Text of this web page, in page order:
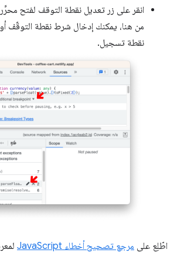
انقر على زر تعديل نقطة التوقف لفتح
من هنا، يمكنك إدخال شرط نقطة التوقّف أو
نقطة تسجيل.
اطّلِع على مرجع تصحيح أخطاء JavaScript